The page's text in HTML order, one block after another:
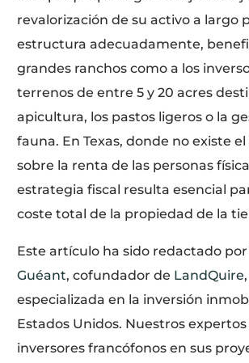
revalorización de su activo a largo
estructura adecuadamente,
grandes ranchos como a los
terrenos de entre 5 y 20 acres
apicultura, los pastos ligeros o la
fauna. En Texas, donde no existe
sobre la renta de las personas
estrategia fiscal resulta esencial
coste total de la propiedad de la
Este artículo ha sido redactado
Guéant, cofundador de LandQuire
especializada en la inversión
Estados Unidos. Nuestros expertos
inversores francófonos en sus